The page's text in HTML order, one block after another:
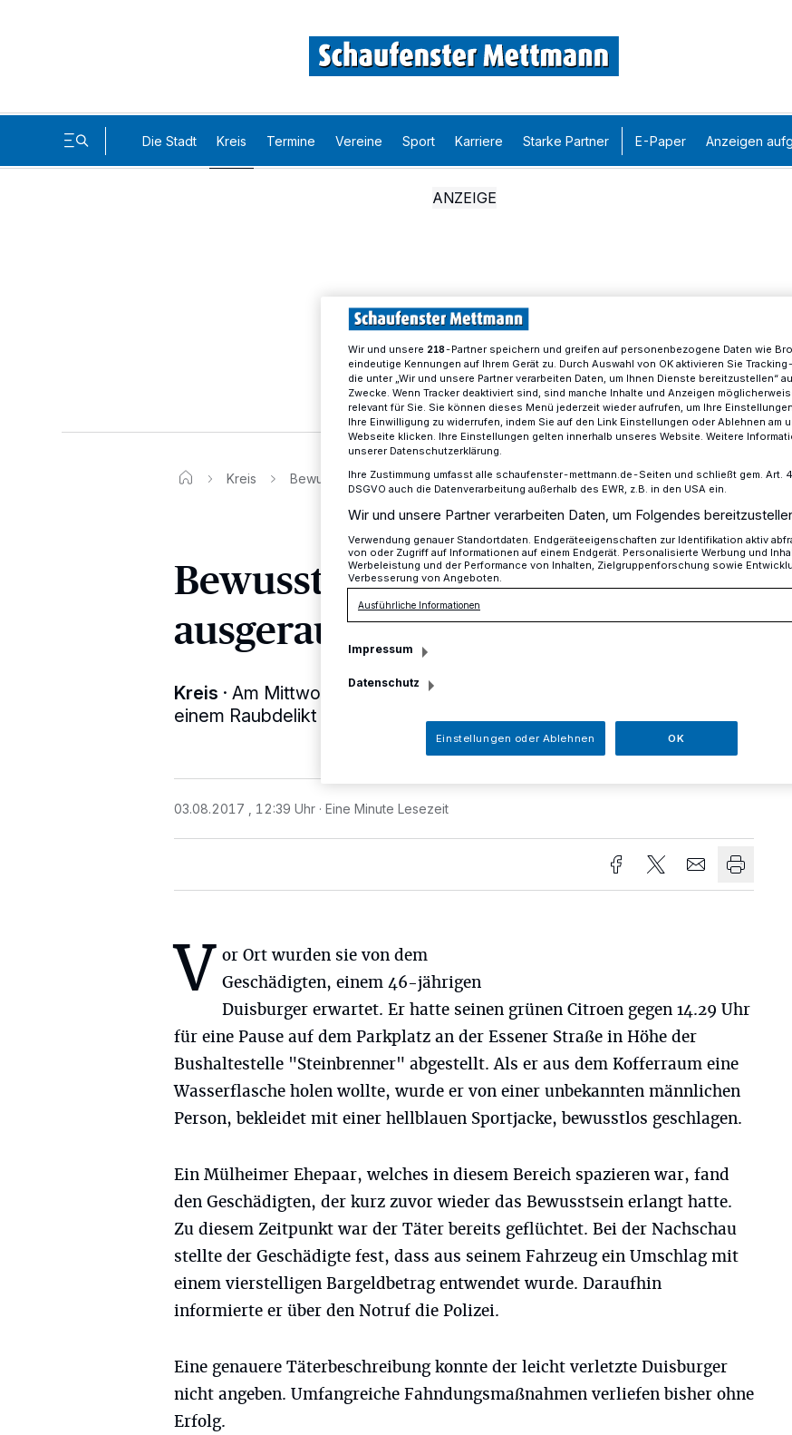
Die Stadt Kreis Termine Vereine Sport Karriere Starke Partner E-Paper Anzeigen
Kreis Bewusstlos geschlagen und ausgeraubt
Bewusstlos geschlagen und
ausgeraubt
Kreis · Am Mittwoch, gegen 14.45 Uhr wurde die Polizei Ratingen zu
einem Raubdelikt an der Essener Straße in Ratingen entsandt.
03.08.2017 , 12:39 Uhr Eine Minute Lesezeit
V or Ort wurden sie von dem
Geschädigten, einem 46-jährigen
Duisburger erwartet. Er hatte seinen grünen Citroen gegen 14.29 Uhr
für eine Pause auf dem Parkplatz an der Essener Straße in Höhe der
Bushaltestelle "Steinbrenner" abgestellt. Als er aus dem Kofferraum eine
Wasserflasche holen wollte, wurde er von einer unbekannten männlichen
Person, bekleidet mit einer hellblauen Sportjacke, bewusstlos geschlagen.
Ein Mülheimer Ehepaar, welches in diesem Bereich spazieren war, fand
den Geschädigten, der kurz zuvor wieder das Bewusstsein erlangt hatte.
Zu diesem Zeitpunkt war der Täter bereits geflüchtet. Bei der Nachschau
stellte der Geschädigte fest, dass aus seinem Fahrzeug ein Umschlag mit
einem vierstelligen Bargeldbetrag entwendet wurde. Daraufhin
informierte er über den Notruf die Polizei.
Eine genauere Täterbeschreibung konnte der leicht verletzte Duisburger
nicht angeben. Umfangreiche Fahndungsmaßnahmen verliefen bisher ohne
Erfolg.
Wir und unsere 218-Partner speichern und greifen auf personenbezogene Daten wie
eindeutige Kennungen auf Ihrem Gerät zu. Durch Auswahl von OK aktivieren Sie
die unter „Wir und unsere Partner verarbeiten Daten, um Ihnen Dienste bereitzustellen“
Zwecke. Wenn Tracker deaktiviert sind, sind manche Inhalte und Anzeigen
relevant für Sie. Sie können dieses Menü jederzeit wieder aufrufen, um Ihre
Ihre Einwilligung zu widerrufen, indem Sie auf den Link Einstellungen oder Ablehnen am
Webseite klicken. Ihre Einstellungen gelten innerhalb unseres Website. Weitere
unserer Datenschutzerklärung.
Ihre Zustimmung umfasst alle schaufenster-mettmann.de-Seiten und schließt gem. Art.
DSGVO auch die Datenverarbeitung außerhalb des EWR, z.B. in den USA ein.
Wir und unsere Partner verarbeiten Daten, um Folgendes
Verwendung genauer Standortdaten. Endgeräteeigenschaften zur Identifikation aktiv
von oder Zugriff auf Informationen auf einem Endgerät. Personalisierte Werbung und
Werbeleistung und der Performance von Inhalten, Zielgruppenforschung sowie
Verbesserung von Angeboten.
Ausführliche Informationen
Impressum
Datenschutz
Einstellungen oder Ablehnen OK